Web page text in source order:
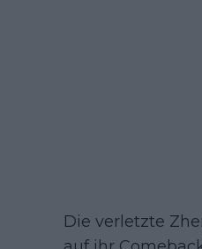
Die verletzte